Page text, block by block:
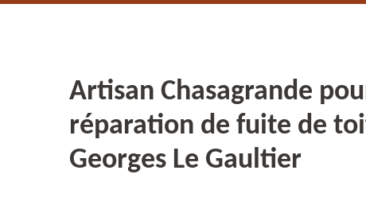
Artisan Chasagrande
réparation de fuite de
Georges Le Gaultier